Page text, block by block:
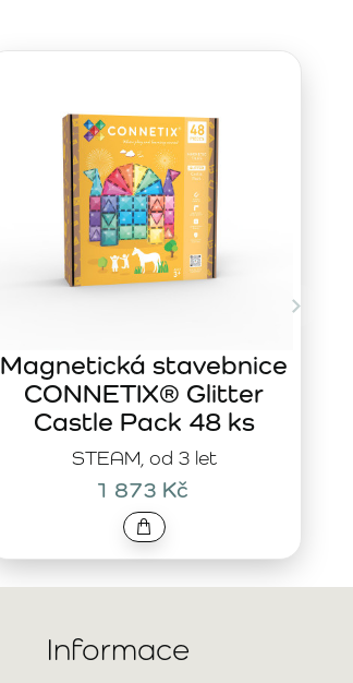
STEAM, od 3 let
Magnetická stavebnice
CONNETIX® Glitter
Castle Pack 48 ks
1 873 Kč
Informace